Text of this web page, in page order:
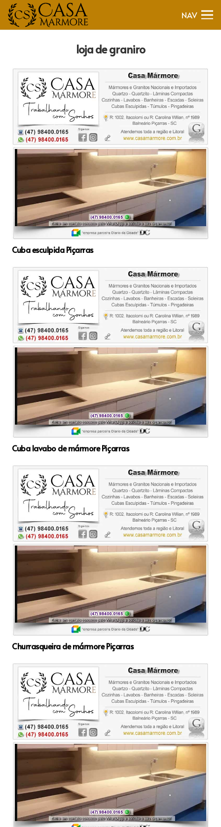
NAV
loja de graniro
Cuba esculpida Piçarras
Cuba lavabo de mármore Piçarras
Churrasqueira de mármore Piçarras